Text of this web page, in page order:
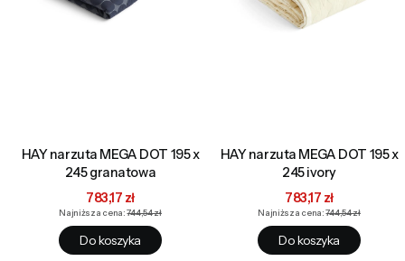
HAY narzuta MEGA DOT 195 x
245 granatowa
Cena promocyjna
783,17 zł
Najniższa cena: 744,54 zł
Do koszyka
HAY narzuta MEGA DOT 195 x
245 ivory
Cena promocyjna
783,17 zł
Najniższa cena: 744,54 zł
Do koszyka